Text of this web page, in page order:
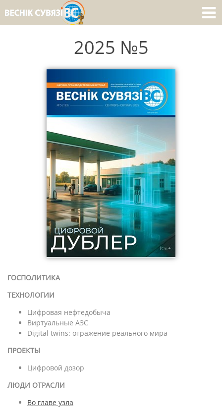
2025 №5
ГОСПОЛИТИКА
ТЕХНОЛОГИИ
Цифровая нефтедобыча
Виртуальные АЗС
Digital twins: отражение реального мира
ПРОЕКТЫ
Цифровой дозор
ЛЮДИ ОТРАСЛИ
Во главе узла